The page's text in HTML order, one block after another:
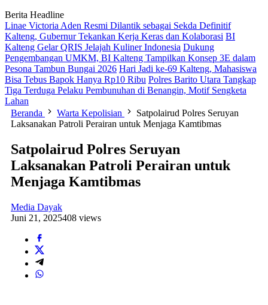
Berita Headline
Linae Victoria Aden Resmi Dilantik sebagai Sekda Definitif
Kalteng, Gubernur Tekankan Kerja Keras dan Kolaborasi BI
Kalteng Gelar QRIS Jelajah Kuliner Indonesia Dukung
Pengembangan UMKM, BI Kalteng Tampilkan Konsep 3E dalam
Pesona Tambun Bungai 2026 Hari Jadi ke-69 Kalteng, Mahasiswa
Bisa Tebus Bapok Hanya Rp10 Ribu Polres Barito Utara Tangkap
Tiga Terduga Pelaku Pembunuhan di Benangin, Motif Sengketa
Lahan
Beranda
Warta Kepolisian
Satpolairud Polres Seruyan
Laksanakan Patroli Perairan untuk Menjaga Kamtibmas
Satpolairud Polres Seruyan
Laksanakan Patroli Perairan untuk
Menjaga Kamtibmas
Media Dayak
Juni 21, 2025408 views